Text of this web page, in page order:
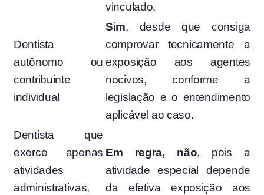
vinculado.
Dentista
autônomo ou
contribuinte
individual
Sim, desde que consiga
comprovar tecnicamente a
exposição aos agentes
nocivos, conforme a
legislação e o entendimento
aplicável ao caso.
Dentista que
exerce apenas
atividades
administrativas,
Em regra, não, pois a
atividade especial depende
da efetiva exposição aos